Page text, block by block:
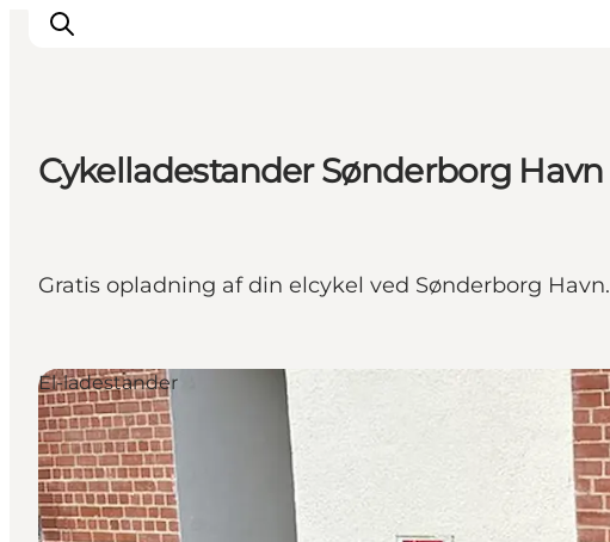
Det sker
Overnatning
Booking
Cykelladestander Sønderborg Havn
Gratis opladning af din elcykel ved Sønderborg Havn.
El-ladestander